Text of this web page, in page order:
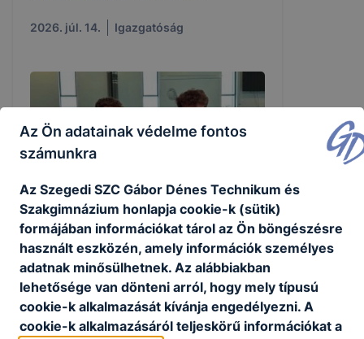
2026. júl. 14. Igazgatóság
Déri András (9.L) a VB felkészülési
keretben!
U16 vízilabda világbajnokság
Az Ön adatainak védelme fontos
számunkra
Az Szegedi SZC Gábor Dénes Technikum és
Szakgimnázium honlapja cookie-k (sütik)
formájában információkat tárol az Ön böngészésre
használt eszközén, amely információk személyes
adatnak minősülhetnek. Az alábbiakban
lehetősége van dönteni arról, hogy mely típusú
cookie-k alkalmazását kívánja engedélyezni. A
cookie-k alkalmazásáról teljeskörű információkat a